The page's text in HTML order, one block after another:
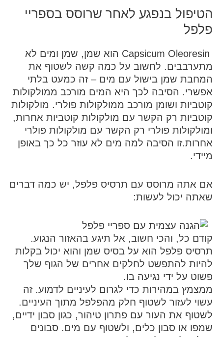
הטיפול בנפגע לאחר שרוסס בספריי
פלפל
Capsicum Oleoresinהוא שמן, שמן ומים לא
מתערבבים. לחשוב על כמה קשה לשטוף את
המחבת שמן בישול עם מים – זה כמעט בלתי
אפשרי. הסיבה לכך היא המים מורכב ממולקולות
קוטביות ושומן מורכב ממולקולות פולרי. מולקולות
קוטביות רק הקשר עם מולקולות קוטביות אחרות,
ומולקולות פולרי רק הקשר עם מולקולות פולרי
אחרות.זו הסיבה למה מים לא עוזר כל כך באופן
מיידי.
אם אתה מרוסס עם תרסיס פלפל, יש כמה דברים
שאתה יכול לעשות:
קודם כל, והכי חשוב, אל תיגע בהאזור הנגוע.
תרסיס פלפל הוא על בסיס שמן והוא יכול בקלות
להיות להתפשט לחלקים אחרים של הגוף שלך
פשוט על ידי נגיעה בו.
ממצמץ במהירות כדי לגרום לעיניים לדמוע. זה
עשוי לעזור לשטוף חלק מהפלפל מתוך העיניים.
לשטוף את העור עם פתרון טיהור, כגון סבון ידיים,
שמפו או סבון כלים, ולשטוף עם מים. סבונים